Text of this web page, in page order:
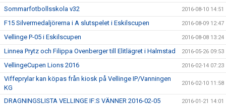
Sommarfotbollsskola v32 2016-08-10 14:51
F15 Silvermedaljörerna i A slutspelet i Eskilscupen 2016-08-09 12:47
Vellinge P-05 i Eskilscupen 2016-08-08 13:24
Linnea Prytz och Filippa Ovenberger till Elitlägret i Halmstad 2016-05-26 09:53
VellingeCupen Lions 2016 2016-02-14 07:23
Viffeprylar kan köpas från kiosk på Vellinge IP/Vanningen
KG
2016-02-10 11:58
DRAGNINGSLISTA VELLINGE IF:S VÄNNER 2016-02-05 2016-01-21 14:01